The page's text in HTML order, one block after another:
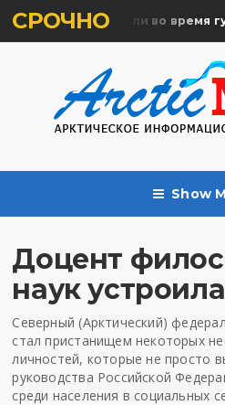
СРОЧНО
жертв почтили во время
Show
Доцент
наук
Северный (Арктический)
стал пристанищем некоторых
личностей, которые не просто
руководства Российской
среди населения в социальных